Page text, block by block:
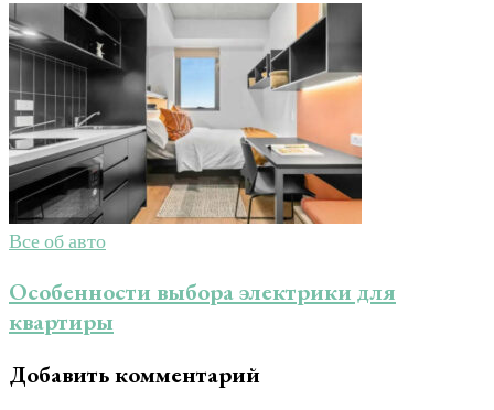
Все об авто
Особенности выбора электрики для
квартиры
Добавить комментарий